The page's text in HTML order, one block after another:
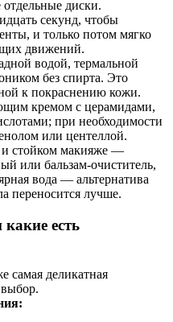
отдельные диски.
секунд, чтобы
и только потом мягко
движений.
водой, термальной
без спирта. Это
к покраснению кожи.
кремом с церамидами,
при необходимости
или центеллой.
стойком макияже —
или бальзам‑очиститель,
вода — альтернатива
переносится лучше.
есть
самая деликатная